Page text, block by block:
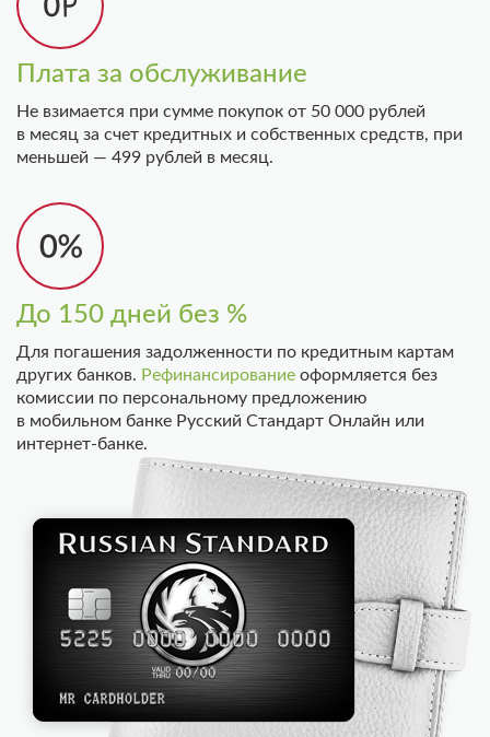
Плата за обслуживание
Не взимается при сумме покупок от 50 000 рублей
в месяц за счет кредитных и собственных средств, при
меньшей — 499 рублей в месяц.
До 150 дней без %
Для погашения задолженности по кредитным картам
других банков. Рефинансирование оформляется без
комиссии по персональному предложению
в мобильном банке Русский Стандарт Онлайн или
интернет-банке.